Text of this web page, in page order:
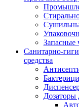
Запасные
Санитарно-
средства
Дозаторы